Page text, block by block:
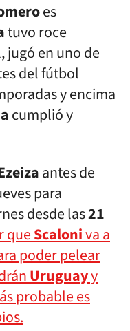
es
tuvo roce
jugó en uno de
del fútbol
y encima
cumplió y
antes de
para
desde las21
queScaloniva a
poder pelear
Uruguayy
probable es